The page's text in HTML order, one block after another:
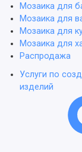
Мозаика для
Мозаика для
Мозаика для
Мозаика для
Распродажа
Услуги по
изделий